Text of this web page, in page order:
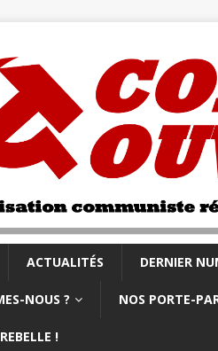
ACTUALITÉS DERNIER
NOUS ? NOS PORTE-
!